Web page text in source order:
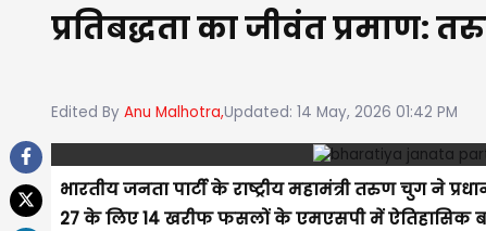
प्रतिबद्धता का जीवंत प्रमाण:
Edited By Anu Malhotra,Updated: 14 May, 2026 01:42 PM
भारतीय जनता पार्टी के राष्ट्रीय महामंत्री तरुण चुग ने
27 के लिए 14 खरीफ फसलों के एमएसपी में ऐतिहासिक